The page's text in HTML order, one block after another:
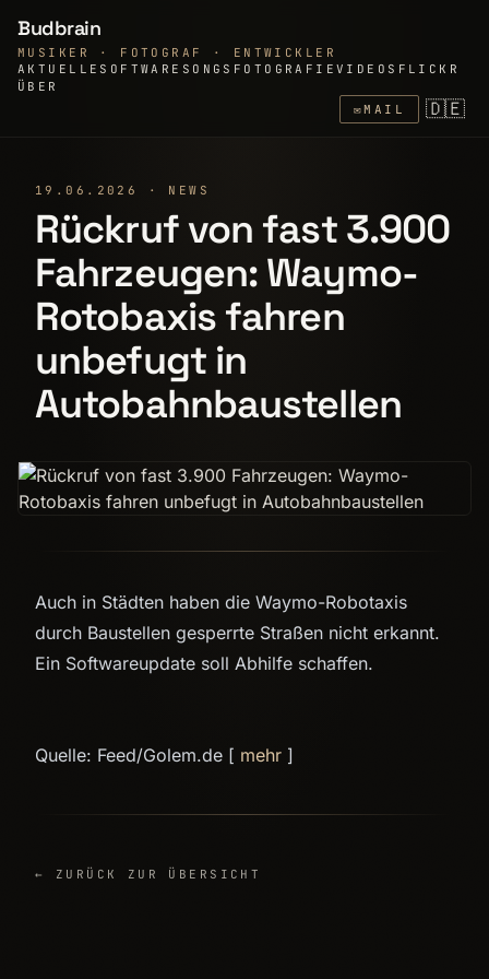
Budbrain
MUSIKER · FOTOGRAF · ENTWICKLER
AKTUELLE SOFTWARE SONGS FOTOGRAFIEVIDEOS FLICKR
ÜBER
✉MAIL 🇩🇪
19.06.2026 · NEWS
Rückruf von fast 3.900
Fahrzeugen: Waymo-
Rotobaxis fahren
unbefugt in
Autobahnbaustellen
Auch in Städten haben die Waymo-Robotaxis
durch Baustellen gesperrte Straßen nicht erkannt.
Ein Softwareupdate soll Abhilfe schaffen.
Quelle: Feed/Golem.de [ mehr ]
← ZURÜCK ZUR ÜBERSICHT